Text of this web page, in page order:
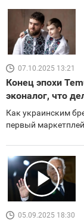
07.10.2025 13:21
Конец эпохи
эконалог, что
Как украинским
первый
05.09.2025 18:30